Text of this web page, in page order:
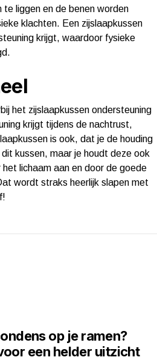
liggen en de benen worden
klachten. Een zijslaapkussen
krijgt, waardoor fysieke
het zijslaapkussen ondersteuning
krijgt tijdens de nachtrust,
is ook, dat je de houding
kussen, maar je houdt deze ook
lichaam aan en door de goede
wordt straks heerlijk slapen met
op je ramen?
een helder uitzicht